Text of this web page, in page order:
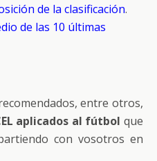
de la clasificación.
de las 10 últimas
entre otros,
aplicados al fútbol que
con vosotros en